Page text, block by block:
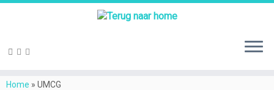
naarHome » UMCG